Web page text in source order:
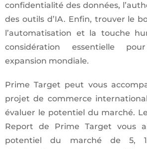
confidentialité des données,
des outils d’IA. Enfin, trouver le
l’automatisation et la touche
considération essentielle
expansion mondiale.
Prime Target peut vous
projet de commerce
évaluer le potentiel du marché. Le
Report de Prime Target vous
potentiel du marché de 5,